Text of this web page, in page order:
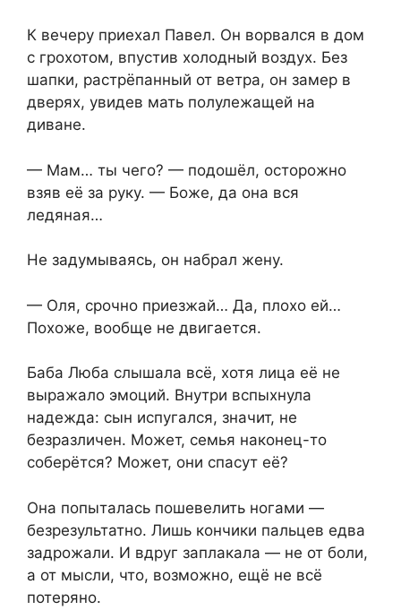
К вечеру приехал Павел. Он ворвался в дом
с грохотом, впустив холодный воздух. Без
шапки, растрёпанный от ветра, он замер в
дверях, увидев мать полулежащей на
диване.
— Мам… ты чего? — подошёл, осторожно
взяв её за руку. — Боже, да она вся
ледяная…
Не задумываясь, он набрал жену.
— Оля, срочно приезжай… Да, плохо ей…
Похоже, вообще не двигается.
Баба Люба слышала всё, хотя лица её не
выражало эмоций. Внутри вспыхнула
надежда: сын испугался, значит, не
безразличен. Может, семья наконец-то
соберётся? Может, они спасут её?
Она попыталась пошевелить ногами —
безрезультатно. Лишь кончики пальцев едва
задрожали. И вдруг заплакала — не от боли,
а от мысли, что, возможно, ещё не всё
потеряно.